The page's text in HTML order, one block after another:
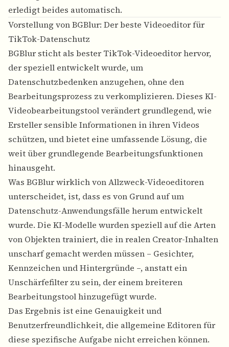
erledigt beides automatisch.
Vorstellung von BGBlur: Der beste Videoeditor für
TikTok-Datenschutz
BGBlur sticht als bester TikTok-Videoeditor hervor,
der speziell entwickelt wurde, um
Datenschutzbedenken anzugehen, ohne den
Bearbeitungsprozess zu verkomplizieren. Dieses KI-
Videobearbeitungstool verändert grundlegend, wie
Ersteller sensible Informationen in ihren Videos
schützen, und bietet eine umfassende Lösung, die
weit über grundlegende Bearbeitungsfunktionen
hinausgeht.
Was BGBlur wirklich von Allzweck-Videoeditoren
unterscheidet, ist, dass es von Grund auf um
Datenschutz-Anwendungsfälle herum entwickelt
wurde. Die KI-Modelle wurden speziell auf die Arten
von Objekten trainiert, die in realen Creator-Inhalten
unscharf gemacht werden müssen – Gesichter,
Kennzeichen und Hintergründe –, anstatt ein
Unschärfefilter zu sein, der einem breiteren
Bearbeitungstool hinzugefügt wurde.
Das Ergebnis ist eine Genauigkeit und
Benutzerfreundlichkeit, die allgemeine Editoren für
diese spezifische Aufgabe nicht erreichen können.